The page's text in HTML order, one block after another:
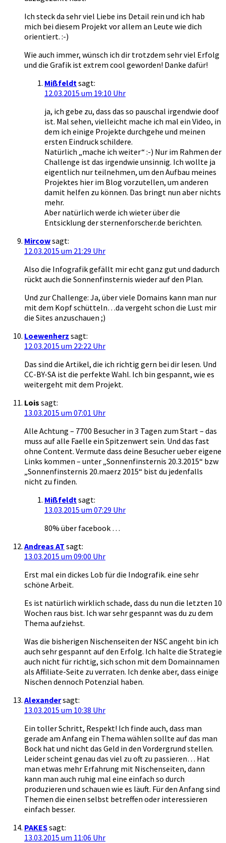
Ich steck da sehr viel Liebe ins Detail rein und ich hab
mich bei diesem Projekt vor allem an Leute wie dich
orientiert. :-)
Wie auch immer, wünsch ich dir trotzdem sehr viel Erfolg
und die Grafik ist extrem cool geworden! Danke dafür!
Mißfeldt sagt:
12.03.2015 um 19:10 Uhr
ja, ich gebe zu, dass das so pauschal irgendwie doof
ist. Mal sehen, vielleicht mache ich mal ein Video, in
dem ich einige Projekte durchgehe und meinen
ersten Eindruck schildere.
Natürlich „mache ich weiter“ :-) Nur im Rahmen der
Challenge ist das irgendwie unsinnig. Ich wollte ja
eigentlich nur teilnehmen, um den Aufbau meines
Projektes hier im Blog vorzutellen, um anderen
damit helfen zu können. Das bringt nun aber nichts
mehr.
Aber natürlich werde ich wieter über die
Entsicklung der sternenforscher.de berichten.
Mircowsagt:
12.03.2015 um 21:29 Uhr
Also die Infografik gefällt mir echt ganz gut und dadurch
rückt auch die Sonnenfinsternis wieder auf den Plan.
Und zur Challenge: Ja, über viele Domains kann man nur
mit dem Kopf schütteln…da vergeht schon die Lust mir
die Sites anzuschauen ;)
Loewenherz sagt:
12.03.2015 um 22:22 Uhr
Das sind die Artikel, die ich richtig gern bei dir lesen. Und
CC-BY-SA ist die perfekte Wahl. Ich bin gespannt, wie es
weitergeht mit dem Projekt.
Lois sagt:
13.03.2015 um 07:01 Uhr
Alle Achtung – 7700 Besucher in 3 Tagen zum Start – das
muss auf alle Faelle ein Spitzenwert sein. Und das fast
ohne Content. Vermute dass deine Besucher ueber eigene
Links kommen – unter „Sonnenfinsternis 20.3.2015“ bzw
„Sonnenfinsternis 20.maerz 2015“ bist du jedenfalls
nicht zu finden.
Mißfeldt sagt:
13.03.2015 um 07:29 Uhr
80% über facebook …
Andreas AT sagt:
13.03.2015 um 09:00 Uhr
Erst mal ein dickes Lob für die Indografik. eine sehr
schöne Arbeit.
Es ist natürlich wirklich schade, dass du nun die letzten 10
Wochen raus bist. Ich war sehr gespannt was du zu dem
Thema aufziehst.
Was die bisherigen Nischenseiten der NSC angeht bin ich
auch sehr gespannt auf den Erfolg. Ich halte die Strategie
auch nicht für richtig, sich schon mit dem Domainnamen
als Affiliate-Seite zu verraten. Ich denke aber, dass einige
Nischen dennoch Potenzial haben.
Alexandersagt:
13.03.2015 um 10:38 Uhr
Ein toller Schritt, Respekt! Ich finde auch, dass man
gerade am Anfang ein Thema wählen sollte auf das man
Bock hat und nicht das Geld in den Vordergrund stellen.
Leider scheint genau das viel zu oft zu passieren… Hat
man etwas mehr Erfahrung mit Nischenseiten, dann
kann man auch ruhig mal eine einfach so durch
produzieren und schauen wie es läuft. Für den Anfang sind
Themen die einen selbst betreffen oder interessieren
einfach besser.
PAKESsagt:
13.03.2015 um 11:06 Uhr